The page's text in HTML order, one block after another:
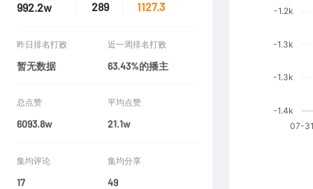
992.2w 289 1127.3
昨日排名打败
暂无数据
近一周排名打败
63.43%的播主
总点赞
6093.8w
平均点赞
21.1w
集均评论
17
集均分享
49